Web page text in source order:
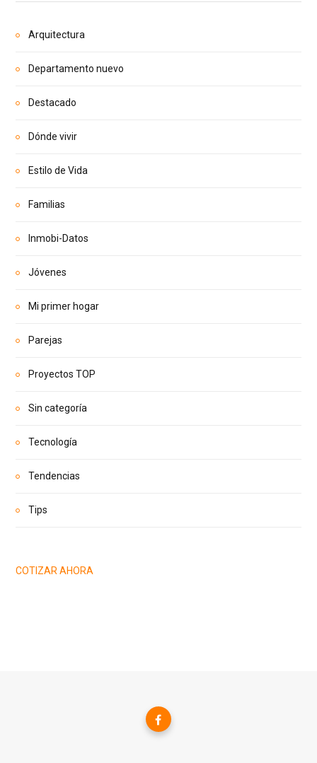
Arquitectura
Departamento nuevo
Destacado
Dónde vivir
Estilo de Vida
Familias
Inmobi-Datos
Jóvenes
Mi primer hogar
Parejas
Proyectos TOP
Sin categoría
Tecnología
Tendencias
Tips
COTIZAR AHORA